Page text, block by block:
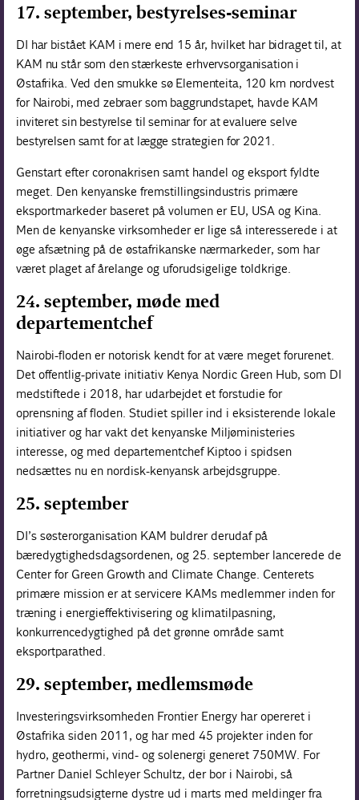
17. september, bestyrelses-seminar
DI har bistået KAM i mere end 15 år, hvilket har bidraget til, at
KAM nu står som den stærkeste erhvervsorganisation i
Østafrika. Ved den smukke sø Elementeita, 120 km nordvest
for Nairobi, med zebraer som baggrundstapet, havde KAM
inviteret sin bestyrelse til seminar for at evaluere selve
bestyrelsen samt for at lægge strategien for 2021.
Genstart efter coronakrisen samt handel og eksport fyldte
meget. Den kenyanske fremstillings­industris primære
eksportmarkeder baseret på volumen er EU, USA og Kina.
Men de kenyanske virksomheder er lige så interesserede i at
øge afsætning på de østafrikanske nærmarkeder, som har
været plaget af årelange og uforudsigelige toldkrige.
24. september, møde med
departementchef
Nairobi-floden er notorisk kendt for at være meget forurenet.
Det offentlig-private initiativ Kenya Nordic Green Hub, som DI
medstiftede i 2018, har udarbejdet et forstudie for
oprensning af floden. Studiet spiller ind i eksisterende lokale
initiativer og har vakt det kenyanske Miljøministeries
interesse, og med departementchef Kiptoo i spidsen
nedsættes nu en nordisk-kenyansk arbejdsgruppe.
25. september
DI’s søsterorganisation KAM buldrer derudaf på
bæredygtighedsdagsordenen, og 25. september lancerede de
Center for Green Growth and Climate Change. Centerets
primære mission er at servicere KAMs medlemmer inden for
træning i energieffektivisering og klimatilpasning,
konkurrencedygtighed på det grønne område samt
eksportparathed.
29. september, medlemsmøde
Investeringsvirksomheden Frontier Energy har opereret i
Østafrika siden 2011, og har med 45 projekter inden for
hydro, geothermi, vind- og solenergi generet 750MW. For
Partner Daniel Schleyer Schultz, der bor i Nairobi, så
forretningsudsigterne dystre ud i marts med meldinger fra